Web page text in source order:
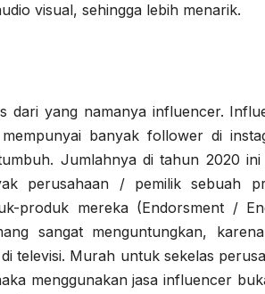
visual, sehingga lebih menarik.
dari yang namanya influencer.
banyak follower di
Jumlahnya di tahun 2020 ini
perusahaan / pemilik sebuah
produk mereka (Endorsment /
sangat menguntungkan,
televisi. Murah untuk sekelas
menggunakan jasa influencer